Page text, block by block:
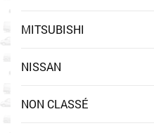
MITSUBISHI
NISSAN
NON CLASSÉ